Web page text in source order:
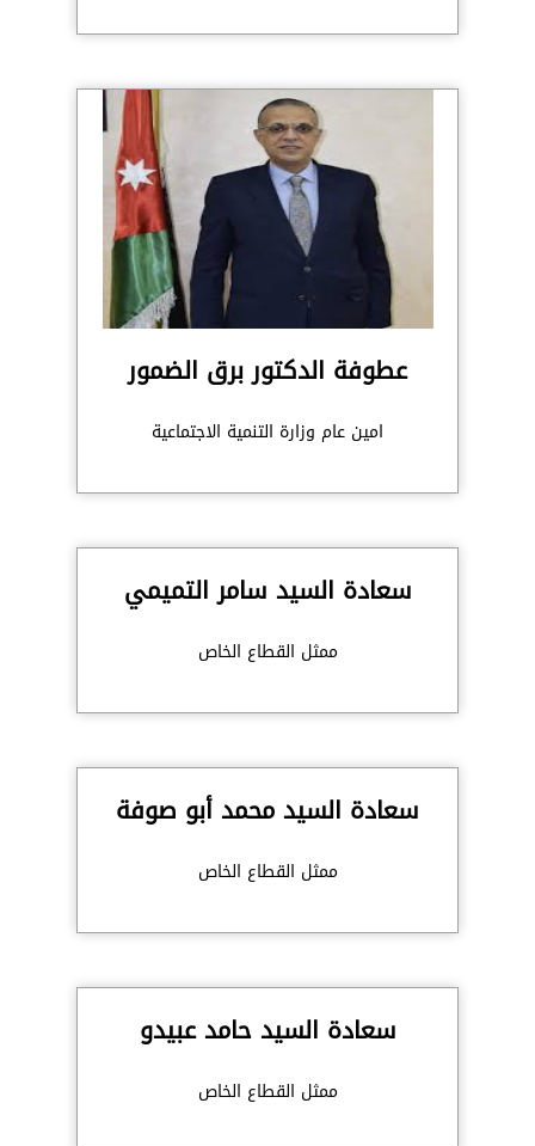
عطوفة الدكتور برق الضمور
امين عام وزارة التنمية الاجتماعية
سعادة السيد سامر التميمي
ممثل القطاع الخاص
سعادة السيد محمد أبو صوفة
ممثل القطاع الخاص
سعادة السيد حامد عبيدو
ممثل القطاع الخاص